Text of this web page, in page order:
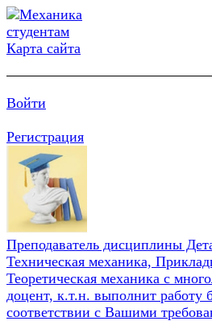
Карта сайта
Войти
Регистрация
Преподаватель дисциплины
Техническая механика,
Теоретическая механика с
доцент, к.т.н. выполнит работу
соответствии с Вашими